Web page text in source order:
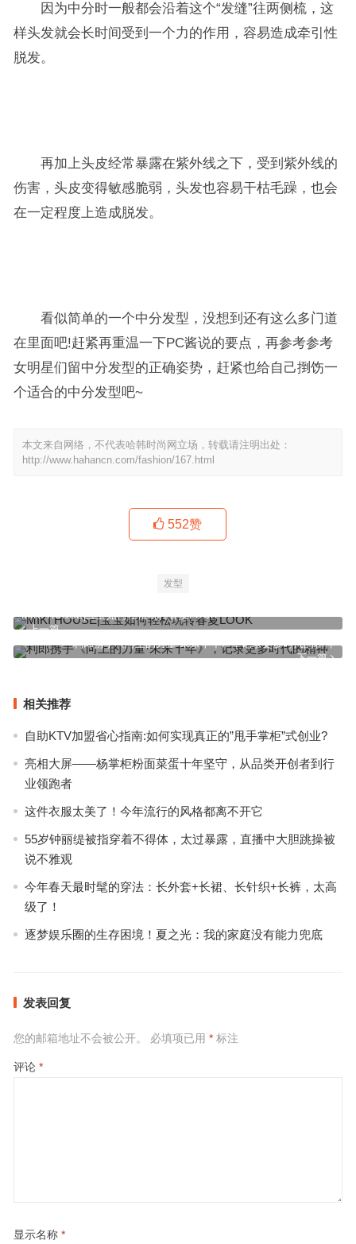
因为中分时一般都会沿着这个“发缝”往两侧梳，这
样头发就会长时间受到一个力的作用，容易造成牵引性
脱发。
再加上头皮经常暴露在紫外线之下，受到紫外线的
伤害，头皮变得敏感脆弱，头发也容易干枯毛躁，也会
在一定程度上造成脱发。
看似简单的一个中分发型，没想到还有这么多门道
在里面吧!赶紧再重温一下PC酱说的要点，再参考参考
女明星们留中分发型的正确姿势，赶紧也给自己捯饬一
个适合的中分发型吧~
本文来自网络，不代表哈韩时尚网立场，转载请注明出处：
http://www.hahancn.com/fashion/167.html
552赞
发型
上一篇
MIKI HOUSE|宝宝如何轻松玩转春夏LOOK
下一篇
利郎携手《向上的力量·未来十年》，记录更多时代的精神
相关推荐
自助KTV加盟省心指南:如何实现真正的”甩手掌柜”式创业?
亮相大屏——杨掌柜粉面菜蛋十年坚守，从品类开创者到行
业领跑者
这件衣服太美了！今年流行的风格都离不开它
55岁钟丽缇被指穿着不得体，太过暴露，直播中大胆跳操被
说不雅观
今年春天最时髦的穿法：长外套+长裙、长针织+长裤，太高
级了！
逐梦娱乐圈的生存困境！夏之光：我的家庭没有能力兜底
发表回复
您的邮箱地址不会被公开。 必填项已用 *标注
评论 *
显示名称 *